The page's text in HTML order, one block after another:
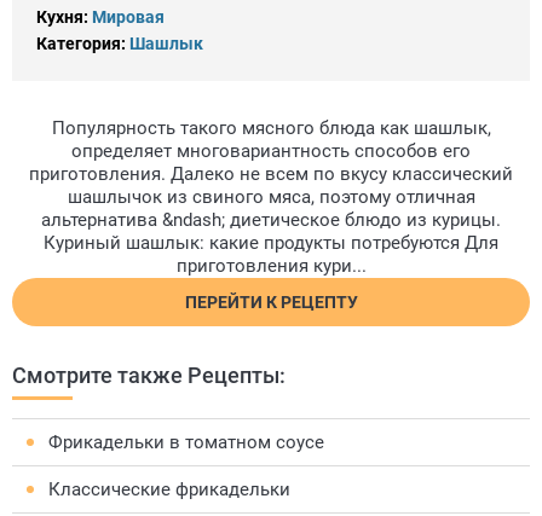
Кухня: Мировая
Категория: Шашлык
Популярность такого мясного блюда как шашлык,
определяет многовариантность способов его
приготовления. Далеко не всем по вкусу классический
шашлычок из свиного мяса, поэтому отличная
альтернатива &ndash; диетическое блюдо из курицы.
Куриный шашлык: какие продукты потребуются Для
приготовления кури...
ПЕРЕЙТИ К РЕЦЕПТУ
Смотрите также Рецепты:
Фрикадельки в томатном соусе
Классические фрикадельки